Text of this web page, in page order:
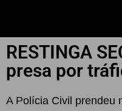
RESTINGA
presa por
A Polícia Civil prendeu